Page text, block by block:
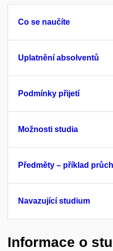
Co se naučíte
Uplatnění absolventů
Podmínky přijetí
Možnosti studia
Předměty – příklad
Navazující studium
Informace o